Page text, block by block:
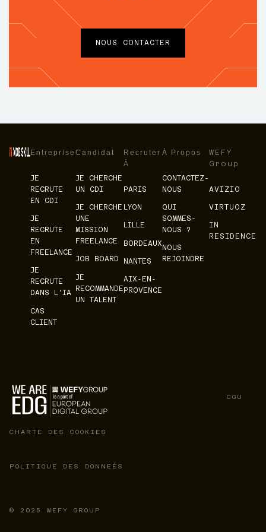
NOUS CONTACTER
Entreprise
JE
RECRUTE
EN CDI
JE
RECRUTE
EN
FREELANCE
JE
RECRUTE
DANS L'IA
CAS
CLIENT
Candidat
JE CHERCHE
UN CDI
JE CHERCHE
UNE
MISSION
FREELANCE
JOB BOARD
JE
RECOMMANDE
UN TALENT
Recruter
À
PARIS
LYON
LILLE
BORDEAUX
NANTES
AIX-EN-
PROVENCE
À Propos
CONTACTEZ-
NOUS
QUI
SOMMES-
NOUS ?
NOUS
REJOINDRE
WEFY
Group
AVIZIO
VIRTUOZ
IN
RESIDENCE
© 2025 WEFY GROUP
CHARTE DES COOKIES
POLITIQUE DES DONNEÉS
CGU